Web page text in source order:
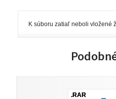
K súboru zatiaľ neboli vložené
.RAR